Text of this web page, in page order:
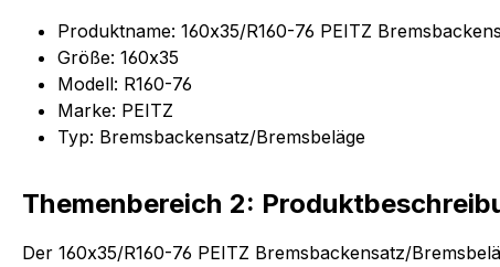
Produktname: 160x35/R160-76 PEITZ
Größe: 160x35
Modell: R160-76
Marke: PEITZ
Typ: Bremsbackensatz/Bremsbeläge
Themenbereich 2:
Der 160x35/R160-76 PEITZ Bremsbackensatz/